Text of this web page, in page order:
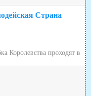
Страна
Королевства проходят в